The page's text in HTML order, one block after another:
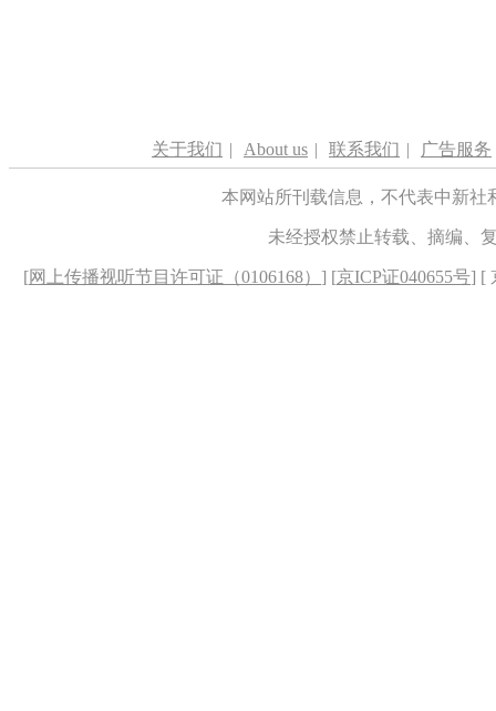
关于我们 | About us | 联系我们 | 广告服务
本网站所刊载信息，不代表中新
未经授权禁止转载、摘编、
[网上传播视听节目许可证（0106168） ] [京ICP证040655号] [